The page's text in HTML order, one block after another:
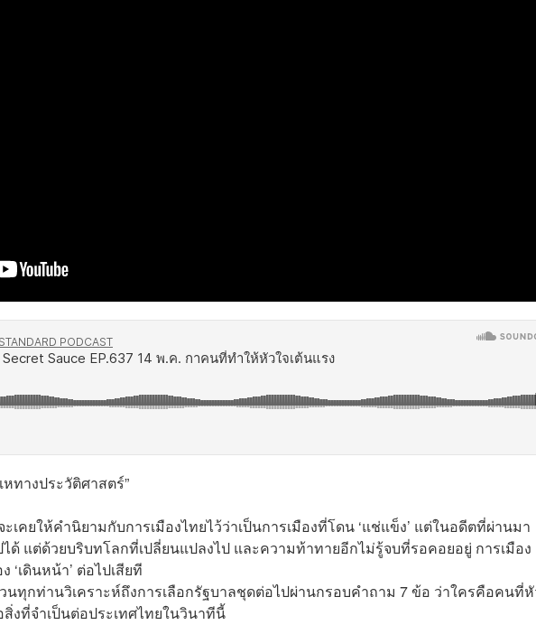
หทางประวัติศาสตร์”
เคยให้คำนิยามกับการเมืองไทยไว้ว่าเป็นการเมืองที่โดน ‘แช่แข็ง’ แต่ในอดีตที่ผ่านมา
ด้ แต่ด้วยบริบทโลกที่เปลี่ยนแปลงไป และความท้าทายอีกไม่รู้จบที่รอคอยอยู่ การเมือง
‘เดินหน้า’ ต่อไปเสียที
นทุกท่านวิเคราะห์ถึงการเลือกรัฐบาลชุดต่อไปผ่านกรอบคำถาม 7 ข้อ ว่าใครคือคนที่หั
งที่จำเป็นต่อประเทศไทยในวินาทีนี้